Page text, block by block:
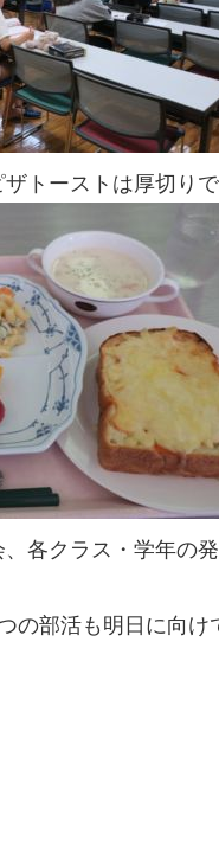
トーストは厚切り
各クラス・学年の
の部活も明日に向